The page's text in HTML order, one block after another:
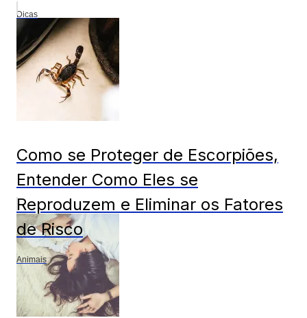
Dicas
Como se Proteger de Escorpiões,
Entender Como Eles se
Reproduzem e Eliminar os Fatores
de Risco
Animais